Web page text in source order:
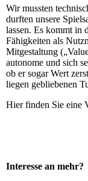
Wir mussten
durften unsere
lassen. Es kommt in
Fähigkeiten als
Mitgestaltung
autonome und sich
ob er sogar Wert
liegen gebliebenen
Hier finden Sie eine
Interesse an mehr?